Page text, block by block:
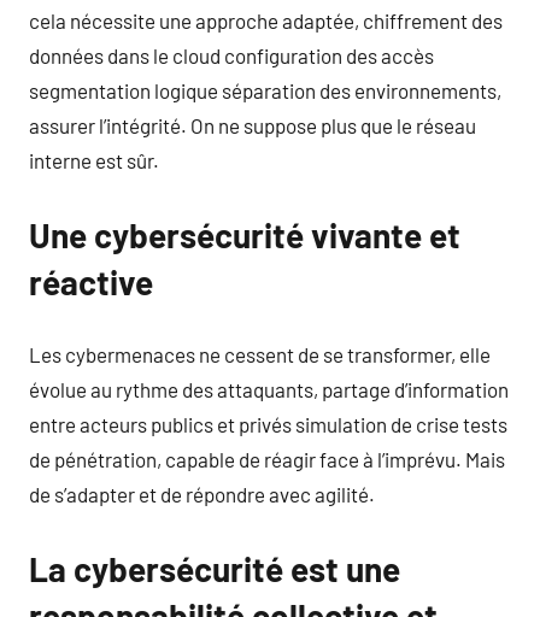
cela nécessite une approche adaptée, chiffrement des
données dans le cloud configuration des accès
segmentation logique séparation des environnements,
assurer l’intégrité. On ne suppose plus que le réseau
interne est sûr.
Une cybersécurité vivante et
réactive
Les cybermenaces ne cessent de se transformer, elle
évolue au rythme des attaquants, partage d’information
entre acteurs publics et privés simulation de crise tests
de pénétration, capable de réagir face à l’imprévu. Mais
de s’adapter et de répondre avec agilité.
La cybersécurité est une